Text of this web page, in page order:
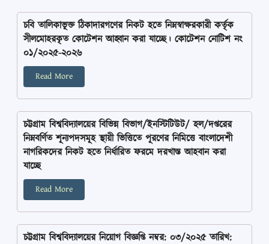
চবি তালিকাভূক্ত ঠিকাদারগণের নিকট হতে নিম্নস্বাক্ষরকারী কর্তৃক
সীলমোহরকৃত কোটেশন আহ্বান করা যাচ্ছে। কোটেশন নোটিশ নং
০১/২০২৫-২০২৬
Read More
চট্টগ্রাম বিশ্ববিদ্যালয়ের বিভিন্ন বিভাগ/ইনস্টিটিউট/ হল/দপ্তরের
নিম্নবর্ণিত শূন্যপদসমূহ স্থায়ী ভিত্তিতে পূরণের নিমিত্তে বাংলাদেশী
নাগরিকদের নিকট হতে নির্ধারিত ফরমে দরখাস্ত আহবান করা
যাচ্ছে
Read More
চট্টগ্রাম বিশ্ববিদ্যালয়ের নিয়োগ বিজ্ঞপ্তি নম্বর: ০৩/২০২৫ তারিখ: